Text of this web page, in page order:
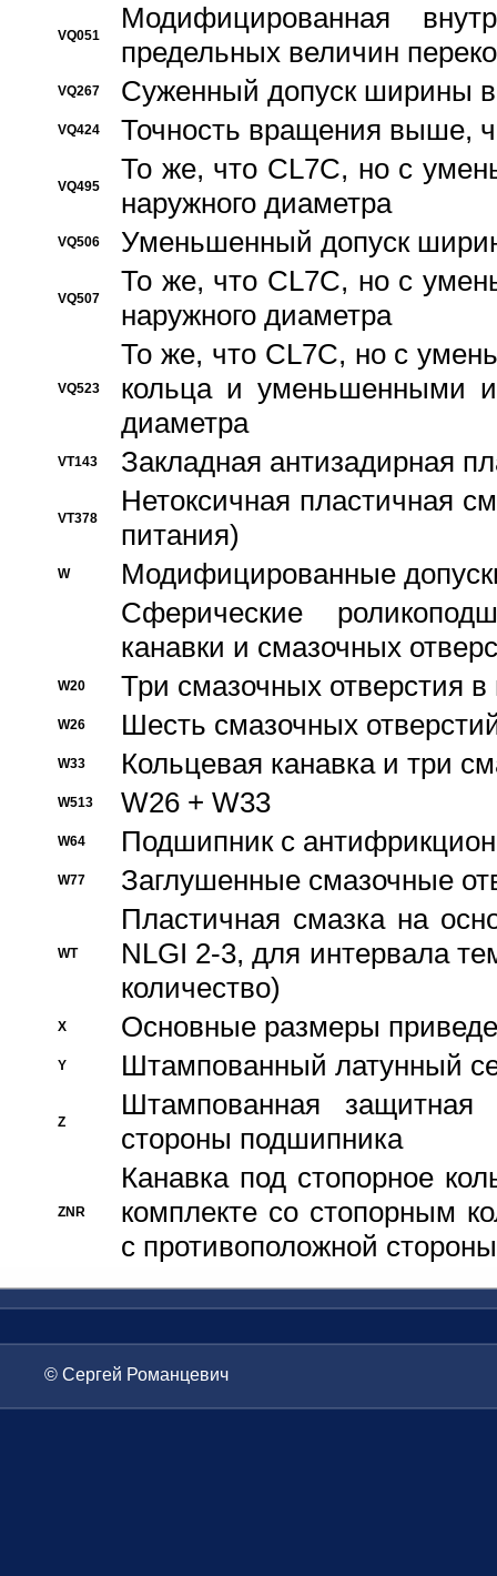
VQ051
Модифицированная
предельных величин
VQ267 Суженный допуск ширины
VQ424 Точность вращения выше,
VQ495
То же, что CL7C, но с
наружного диаметра
VQ506 Уменьшенный допуск
VQ507
То же, что CL7C, но с
наружного диаметра
VQ523
То же, что CL7C, но с
кольца и уменьшенными
диаметра
VT143 Закладная антизадирная
VT378
Нетоксичная пластичная
питания)
W
Модифицированные
Сферические
канавки и смазочных
W20 Три смазочных отверстия
W26 Шесть смазочных
W33 Кольцевая канавка и три
W513 W26 + W33
W64 Подшипник с
W77 Заглушенные смазочные
WT
Пластичная смазка на
NLGI 2-3, для интервала
количество)
X Основные размеры
Y Штампованный латунный
Z
Штампованная
стороны подшипника
ZNR
Канавка под стопорное
комплекте со стопорным
с противоположной стороны
© Сергей Романцевич